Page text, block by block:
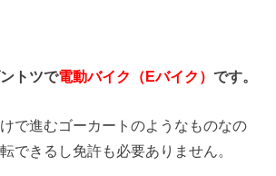
トツで電動バイク（Eバイク）です。
で進むゴーカートのようなものなの
できるし免許も必要ありません。